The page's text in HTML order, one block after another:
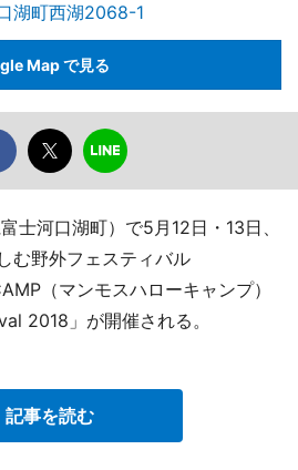
湖町西湖2068-1
Map で見る
士河口湖町）で5月12日・13日、
む野外フェスティバル
（マンモスハローキャンプ）
2018」が開催される。
記事を読む